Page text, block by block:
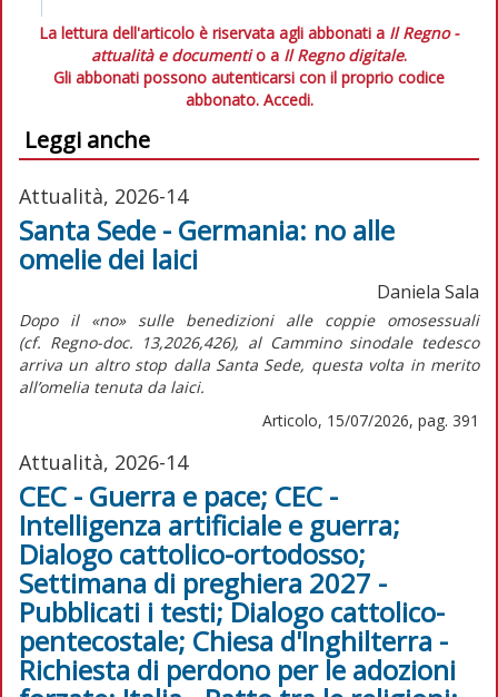
La lettura dell'articolo è riservata agli abbonati a Il Regno -
attualità e documentio a Il Regno digitale.
Gli abbonati possono autenticarsi con il proprio codice
abbonato. Accedi.
Leggi anche
Attualità, 2026-14
Santa Sede - Germania: no alle
omelie dei laici
Daniela Sala
Dopo il «no» sulle benedizioni alle coppie omosessuali
(cf. Regno-doc. 13,2026,426), al Cammino sinodale tedesco
arriva un altro stop dalla Santa Sede, questa volta in merito
all’omelia tenuta da laici.
Articolo, 15/07/2026, pag. 391
Attualità, 2026-14
CEC - Guerra e pace; CEC -
Intelligenza artificiale e guerra;
Dialogo cattolico-ortodosso;
Settimana di preghiera 2027 -
Pubblicati i testi; Dialogo cattolico-
pentecostale; Chiesa d'Inghilterra -
Richiesta di perdono per le adozioni